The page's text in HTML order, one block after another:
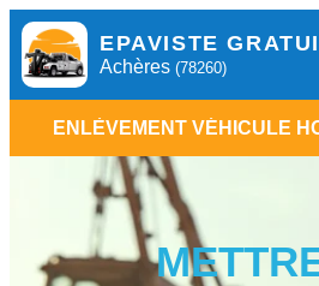
EPAVISTE
Achères (78260)
VÉHICULE HORS D'USAGE